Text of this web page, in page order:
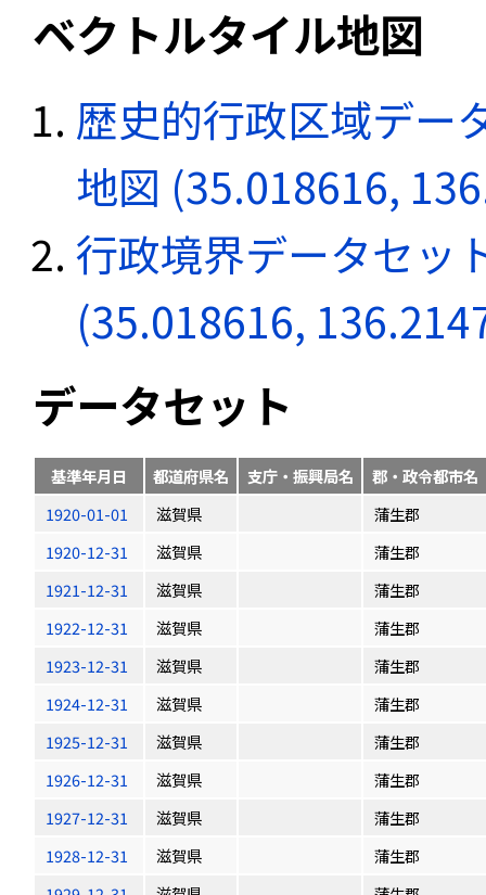
ベクトルタイル地図
歴史的行政区域デー
地図 (35.018616,
行政境界データセッ
(35.018616,
データセット
基準年月日 都道府県名 支庁・振興局名
郡・政令都市名
1920-01-01
滋賀県
蒲生郡
1920-12-31
滋賀県
蒲生郡
1921-12-31
滋賀県
蒲生郡
1922-12-31
滋賀県
蒲生郡
1923-12-31
滋賀県
蒲生郡
1924-12-31
滋賀県
蒲生郡
1925-12-31
滋賀県
蒲生郡
1926-12-31
滋賀県
蒲生郡
1927-12-31
滋賀県
蒲生郡
1928-12-31
滋賀県
蒲生郡